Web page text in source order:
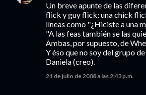
Un breve apunte de las
flick y guy flick: una chick
líneas como "¿Hiciste a una
"A las feas también se las
Ambas, por supuesto, de
Y éso que no soy del grupo
Daniela (creo).
21 de julio de 2008 a las 2:43 p.m.